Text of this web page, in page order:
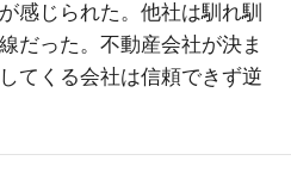
感じられた。他社は馴れ馴
だった。不動産会社が決ま
てくる会社は信頼できず逆